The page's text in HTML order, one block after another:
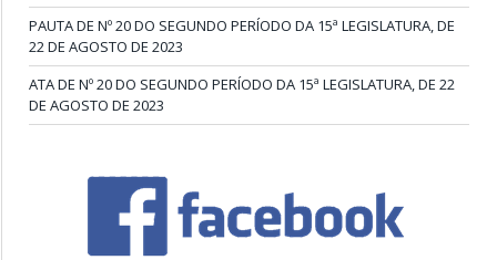
PAUTA DE Nº 20 DO SEGUNDO PERÍODO DA 15ª LEGISLATURA, DE
22 DE AGOSTO DE 2023
ATA DE Nº 20 DO SEGUNDO PERÍODO DA 15ª LEGISLATURA, DE 22
DE AGOSTO DE 2023